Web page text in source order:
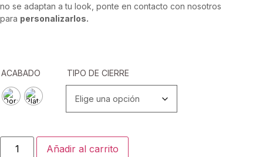
no se adaptan a tu look, ponte en contacto con nosotros
para personalizarlos.
ACABADO TIPO DE CIERRE
Añadir al carrito